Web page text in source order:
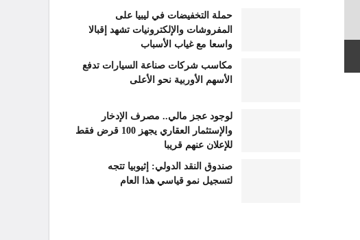
حملة التخفيضات في ليبيا على
المفروشات والإلكترونيات تشهد إقبالا
واسعا مع غياب الأسباب
مكاسب شركات صناعة السيارات تدفع
الأسهم الأوربية نحو الأعلى
لوجود عجز مالي.. مصرف الإدخار
والإستثمار العقاري يجهز 100 قرض فقط
للإعلان عنهم قريبا
صندوق النقد الدولي: إثيوبيا تتجه
لتسجيل نمو قياسي هذا العام